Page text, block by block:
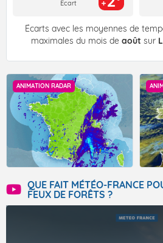
Ecart
Écarts avec les moyennes de
maximales du mois de août sur
ANIMATION RADAR
QUE FAIT MÉTÉO-FRANCE
FEUX DE FORÊTS ?